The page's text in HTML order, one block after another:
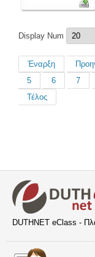
Display Num
Έναρξη
5
6 7
Τέλος
DUTHNET eClass -